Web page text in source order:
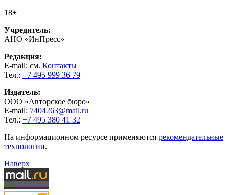
18+
Учредитель:
АНО «ИнПресс»
Редакция:
E-mail: см. Контакты
Тел.: +7 495 999 36 79
Издатель:
ООО «Авторское бюро»
E-mail: 7404263@mail.ru
Тел.: +7 495 380 41 32
На информационном ресурсе применяются рекомендательные
технологии.
Наверх